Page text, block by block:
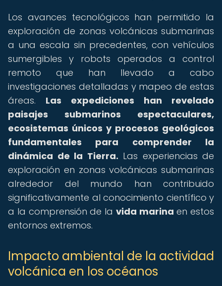
Los avances tecnológicos han permitido la
exploración de zonas volcánicas submarinas
a una escala sin precedentes, con vehículos
sumergibles y robots operados a control
remoto que han llevado a cabo
investigaciones detalladas y mapeo de estas
áreas. Las expediciones han revelado
paisajes submarinos espectaculares,
ecosistemas únicos y procesos geológicos
fundamentales para comprender la
dinámica de la Tierra. Las experiencias de
exploración en zonas volcánicas submarinas
alrededor del mundo han contribuido
significativamente al conocimiento científico y
a la comprensión de la vida marina en estos
entornos extremos.
Impacto ambiental de la actividad
volcánica en los océanos